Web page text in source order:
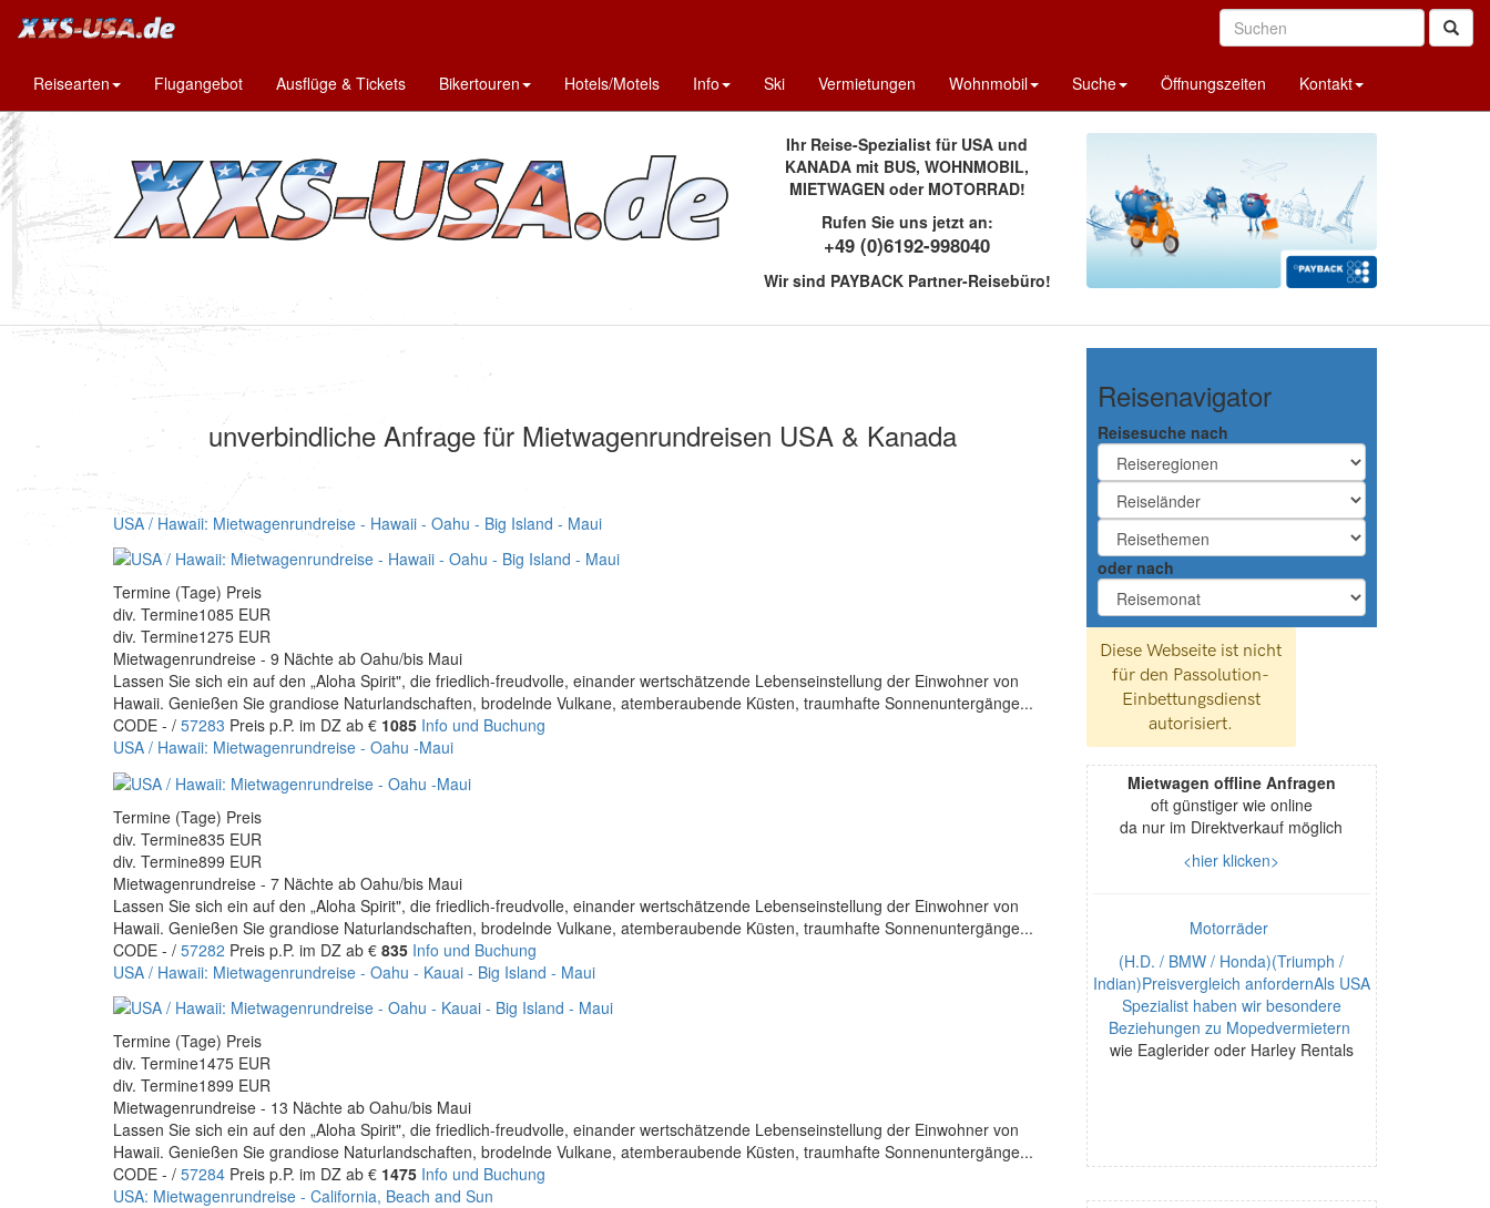
Ihr Reise-Spezialist für USA und
KANADA mit BUS, WOHNMOBIL,
MIETWAGEN oder MOTORRAD!
Rufen Sie uns jetzt an:
+49 (0)6192-998040
Wir sind PAYBACK Partner-Reisebüro!
Reisearten Flugangebot Ausflüge & Tickets Bikertouren Hotels/Motels Info Ski Vermietungen Wohnmobil Suche Öffnungszeiten Kontakt
unverbindliche Anfrage für Mietwagenrundreisen USA & Kanada
USA / Hawaii: Mietwagenrundreise - Hawaii - Oahu - Big Island - Maui
Termine (Tage) Preis
div. Termine1085 EUR
div. Termine1275 EUR
Mietwagenrundreise - 9 Nächte ab Oahu/bis Maui
Lassen Sie sich ein auf den „Aloha Spirit", die friedlich-freudvolle, einander wertschätzende Lebenseinstellung der Einwohner von
Hawaii. Genießen Sie grandiose Naturlandschaften, brodelnde Vulkane, atemberaubende Küsten, traumhafte Sonnenuntergänge...
CODE - / 57283 Preis p.P. im DZ ab € 1085 Info und Buchung
USA / Hawaii: Mietwagenrundreise - Oahu -Maui
Termine (Tage) Preis
div. Termine835 EUR
div. Termine899 EUR
Mietwagenrundreise - 7 Nächte ab Oahu/bis Maui
Lassen Sie sich ein auf den „Aloha Spirit", die friedlich-freudvolle, einander wertschätzende Lebenseinstellung der Einwohner von
Hawaii. Genießen Sie grandiose Naturlandschaften, brodelnde Vulkane, atemberaubende Küsten, traumhafte Sonnenuntergänge...
CODE - / 57282 Preis p.P. im DZ ab € 835 Info und Buchung
USA / Hawaii: Mietwagenrundreise - Oahu - Kauai - Big Island - Maui
Termine (Tage) Preis
div. Termine1475 EUR
div. Termine1899 EUR
Mietwagenrundreise - 13 Nächte ab Oahu/bis Maui
Lassen Sie sich ein auf den „Aloha Spirit", die friedlich-freudvolle, einander wertschätzende Lebenseinstellung der Einwohner von
Hawaii. Genießen Sie grandiose Naturlandschaften, brodelnde Vulkane, atemberaubende Küsten, traumhafte Sonnenuntergänge...
CODE - / 57284 Preis p.P. im DZ ab € 1475 Info und Buchung
USA: Mietwagenrundreise - California, Beach and Sun
Reisenavigator
Reisesuche nach
oder nach
Mietwagen offline Anfragen
oft günstiger wie online
da nur im Direktverkauf möglich
<hier klicken>
Motorräder
(H.D. / BMW / Honda)(Triumph /
Indian)Preisvergleich anfordernAls USA
Spezialist haben wir besondere
Beziehungen zu Mopedvermietern
wie Eaglerider oder Harley Rentals